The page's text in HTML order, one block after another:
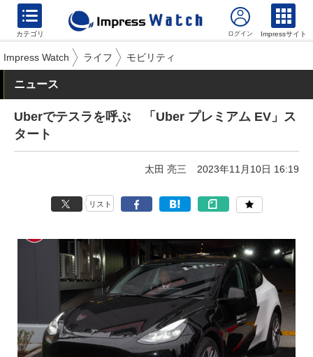
カテゴリ Impressサイト
Impress Watch ライフ モビリティ
ニュース
Uberでテスラを呼ぶ 「Uber プレミアム EV」ス
タート
太田 亮三 2023年11月10日 16:19
リスト